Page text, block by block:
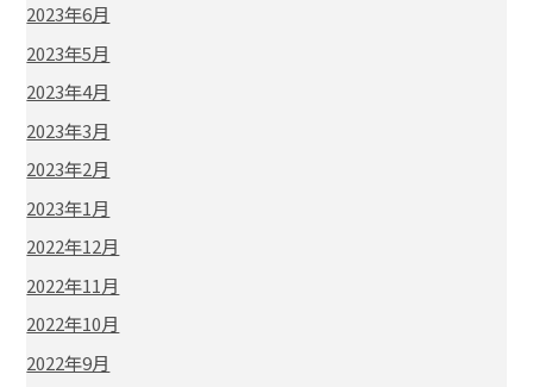
2023年6月
2023年5月
2023年4月
2023年3月
2023年2月
2023年1月
2022年12月
2022年11月
2022年10月
2022年9月